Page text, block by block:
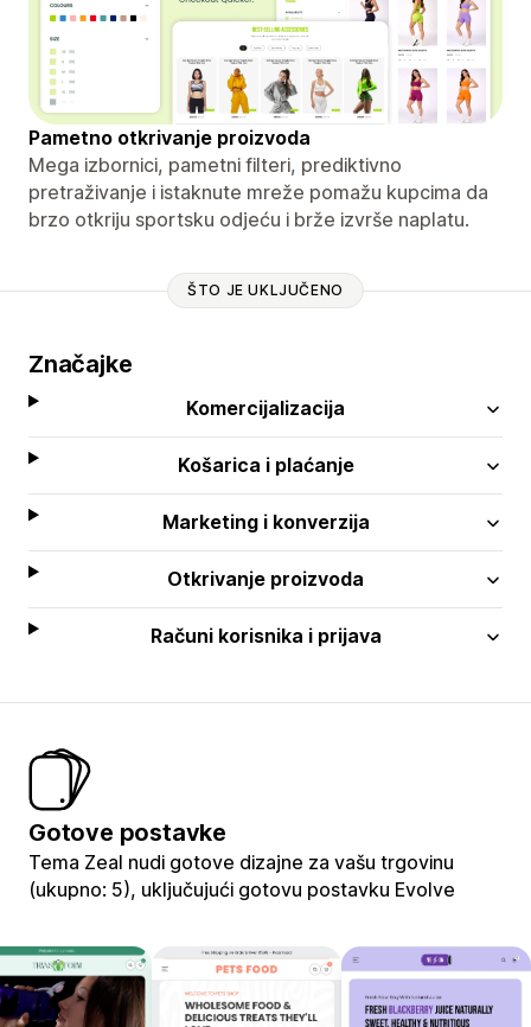
Pametno otkrivanje proizvoda
Mega izbornici, pametni filteri, prediktivno
pretraživanje i istaknute mreže pomažu kupcima da
brzo otkriju sportsku odjeću i brže izvrše naplatu.
ŠTO JE UKLJUČENO
Značajke
Komercijalizacija
Košarica i plaćanje
Marketing i konverzija
Otkrivanje proizvoda
Računi korisnika i prijava
Gotove postavke
Tema Zeal nudi gotove dizajne za vašu trgovinu
(ukupno: 5), uključujući gotovu postavku Evolve